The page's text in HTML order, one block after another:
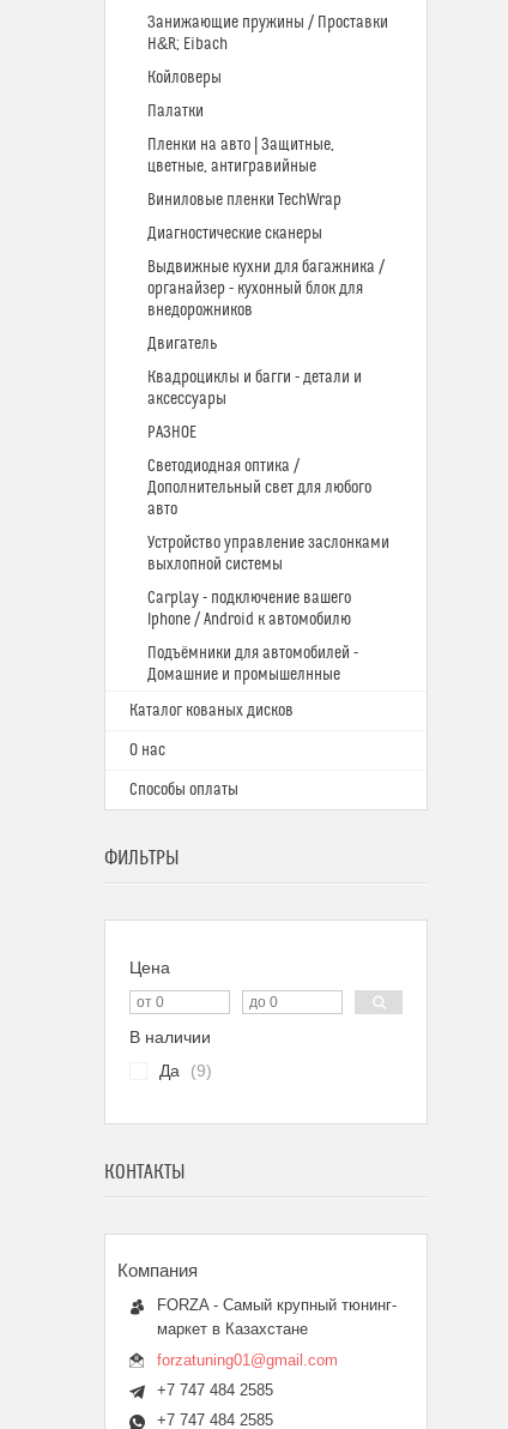
Занижающие пружины / Проставки
H&R; Eibach
Койловеры
Палатки
Пленки на авто | Защитные,
цветные, антигравийные
Виниловые пленки TechWrap
Диагностические сканеры
Выдвижные кухни для багажника /
органайзер - кухонный блок для
внедорожников
Двигатель
Квадроциклы и багги - детали и
аксессуары
РАЗНОЕ
Светодиодная оптика /
Дополнительный свет для любого
авто
Устройство управление заслонками
выхлопной системы
Carplay - подключение вашего
Iphone / Android к автомобилю
Подъёмники для автомобилей -
Домашние и промышелнные
Каталог кованых дисков
О нас
Способы оплаты
ФИЛЬТРЫ
Цена
В наличии
Да
9
КОНТАКТЫ
FORZA - Самый крупный тюнинг-
маркет в Казахстане
forzatuning01@gmail.com
+7 747 484 2585
+7 747 484 2585